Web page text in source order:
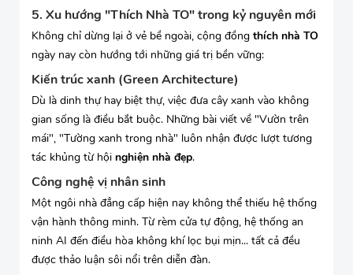
5. Xu hướng "Thích Nhà TO" trong kỷ nguyên mới
Không chỉ dừng lại ở vẻ bề ngoài, cộng đồng thích nhà TO
ngày nay còn hướng tới những giá trị bền vững:
Kiến trúc xanh (Green Architecture)
Dù là dinh thự hay biệt thự, việc đưa cây xanh vào không
gian sống là điều bắt buộc. Những bài viết về "Vườn trên
mái", "Tường xanh trong nhà" luôn nhận được lượt tương
tác khủng từ hội nghiện nhà đẹp.
Công nghệ vị nhân sinh
Một ngôi nhà đẳng cấp hiện nay không thể thiếu hệ thống
vận hành thông minh. Từ rèm cửa tự động, hệ thống an
ninh AI đến điều hòa không khí lọc bụi mịn... tất cả đều
được thảo luận sôi nổi trên diễn đàn.